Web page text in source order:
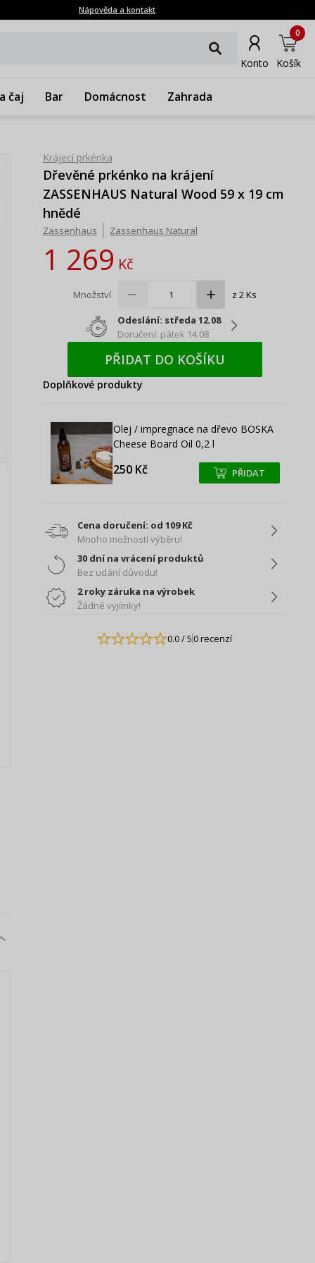
Nápověda a kontakt
Konto Košík
0
čaj Bar Domácnost Zahrada
Krájecí prkénka
Dřevěné prkénko na krájení
ZASSENHAUS Natural Wood 59 x 19 cm
hnědé
Zassenhaus Zassenhaus Natural
1 269Kč
Množství z 2 Ks
Odeslání: středa 12.08
Doručení: pátek 14.08
PŘIDAT DO KOŠÍKU
Doplňkové produkty
Olej / impregnace na dřevo BOSKA
Cheese Board Oil 0,2 l
250 Kč +
+ PŘIDAT
Cena doručení: od 109 Kč
Mnoho možností výběru!
30 dní na vrácení produktů
Bez udání důvodu!
2 roky záruka na výrobek
Žádné vyjímky!
0.0/ 50 recenzí